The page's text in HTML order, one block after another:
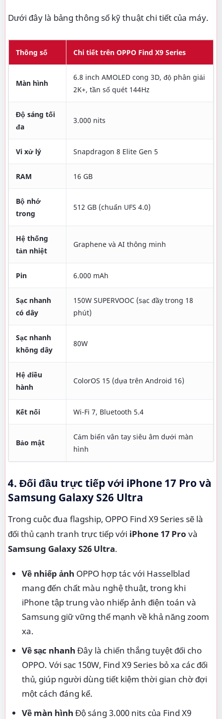
Dưới đây là bảng thông số kỹ thuật chi tiết của máy.
Thông số Chi tiết trên OPPO Find X9 Series
Màn hình
6.8 inch AMOLED cong 3D, độ phân giải
2K+, tần số quét 144Hz
Độ sáng tối
đa
3.000 nits
Vi xử lý Snapdragon 8 Elite Gen 5
RAM 16 GB
Bộ nhớ
trong
512 GB (chuẩn UFS 4.0)
Hệ thống
tản nhiệt
Graphene và AI thông minh
Pin 6.000 mAh
Sạc nhanh
có dây
150W SUPERVOOC (sạc đầy trong 18
phút)
Sạc nhanh
không dây
80W
Hệ điều
hành
ColorOS 15 (dựa trên Android 16)
Kết nối Wi-Fi 7, Bluetooth 5.4
Bảo mật
Cảm biến vân tay siêu âm dưới màn
hình
4. Đối đầu trực tiếp với iPhone 17 Pro và
Samsung Galaxy S26 Ultra
Trong cuộc đua flagship, OPPO Find X9 Series sẽ là
đối thủ cạnh tranh trực tiếp với iPhone 17 Pro và
Samsung Galaxy S26 Ultra.
Về nhiếp ảnh OPPO hợp tác với Hasselblad
mang đến chất màu nghệ thuật, trong khi
iPhone tập trung vào nhiếp ảnh điện toán và
Samsung giữ vững thế mạnh về khả năng zoom
xa.
Về sạc nhanh Đây là chiến thắng tuyệt đối cho
OPPO. Với sạc 150W, Find X9 Series bỏ xa các đối
thủ, giúp người dùng tiết kiệm thời gian chờ đợi
một cách đáng kể.
Về màn hình Độ sáng 3.000 nits của Find X9